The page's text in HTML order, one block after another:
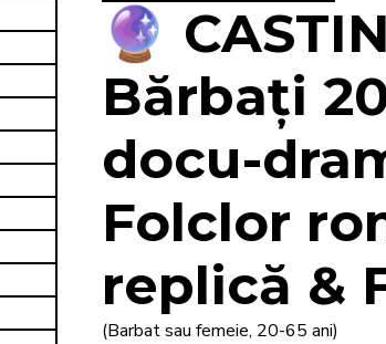
🔮
Bărbați
docu-
Folclor
replică &
(Barbat sau femeie, 20-65 ani)